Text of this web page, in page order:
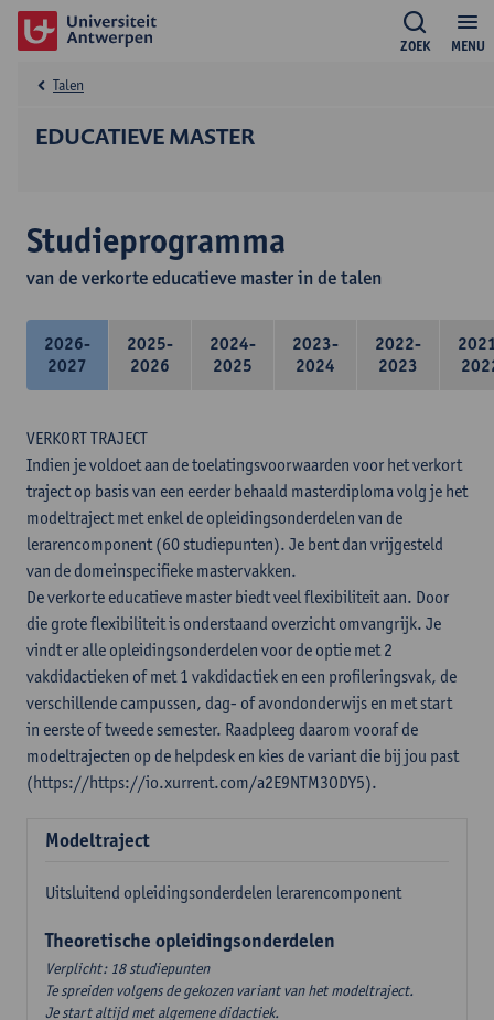
MENU
ZOEK
EDUCATIEVE MASTER
Talen
Studieprogramma
van de verkorte educatieve master in de talen
2026-
2027
2025-
2026
2024-
2025
2023-
2024
2022-
2023
VERKORT TRAJECT
Indien je voldoet aan de toelatingsvoorwaarden voor het verkort
traject op basis van een eerder behaald masterdiploma volg je het
modeltraject met enkel de opleidingsonderdelen van de
lerarencomponent (60 studiepunten). Je bent dan vrijgesteld
van de domeinspecifieke mastervakken.
De verkorte educatieve master biedt veel flexibiliteit aan. Door
die grote flexibiliteit is onderstaand overzicht omvangrijk. Je
vindt er alle opleidingsonderdelen voor de optie met 2
vakdidactieken of met 1 vakdidactiek en een profileringsvak, de
verschillende campussen, dag- of avondonderwijs en met start
in eerste of tweede semester. Raadpleeg daarom vooraf de
modeltrajecten op de helpdesk en kies de variant die bij jou past
(https://https://io.xurrent.com/a2E9NTM3ODY5).
Modeltraject
Uitsluitend opleidingsonderdelen lerarencomponent
Theoretische opleidingsonderdelen
Verplicht: 18 studiepunten
Te spreiden volgens de gekozen variant van het modeltraject.
Je start altijd met algemene didactiek.